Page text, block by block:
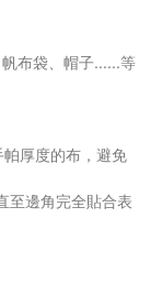
布袋、帽子......等
厚度的布，避免
至邊角完全貼合表